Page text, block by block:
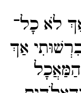
לֹא כָל־​
אַךְ
הַמַּאֲכָל